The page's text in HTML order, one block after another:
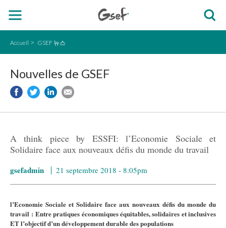
Accueil GSEF 뉴스
Nouvelles de GSEF
A think piece by ESSFI:​ l’Economie Sociale et
Solidaire face aux nouveaux défis du monde du travail
gsefadmin 21 septembre 2018 - 8:05pm
l’Economie Sociale et Solidaire face aux nouveaux défis du monde du
travail : Entre pratiques économiques équitables, solidaires et inclusives
ET l’objectif d’un développement durable des populations